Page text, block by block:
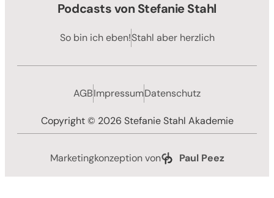
Podcasts von Stefanie Stahl
So bin ich eben!Stahl aber herzlich
AGBImpressumDatenschutz
Copyright © 2026 Stefanie Stahl Akademie
Marketingkonzeption von Paul Peez